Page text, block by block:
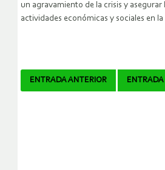
un agravamiento de la crisis y asegurar
actividades económicas y sociales en
Navegador
ENTRADA ANTERIOR